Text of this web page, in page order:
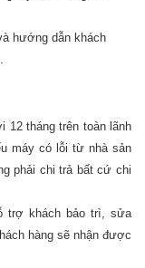
hướng dẫn khách
12 tháng trên toàn lãnh
máy có lỗi từ nhà sản
phải chi trả bất cứ chi
trợ khách bảo trì, sửa
hàng sẽ nhận được